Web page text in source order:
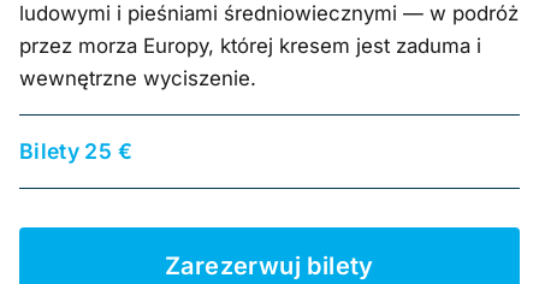
ludowymi i pieśniami średniowiecznymi — w podróż
przez morza Europy, której kresem jest zaduma i
wewnętrzne wyciszenie.
Bilety 25 €
Zarezerwuj bilety